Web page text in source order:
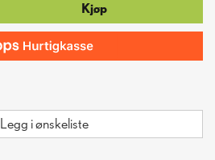
Kjøp
Legg i ønskeliste